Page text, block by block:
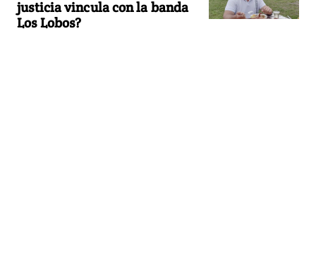
justicia vincula con la banda
Los Lobos?